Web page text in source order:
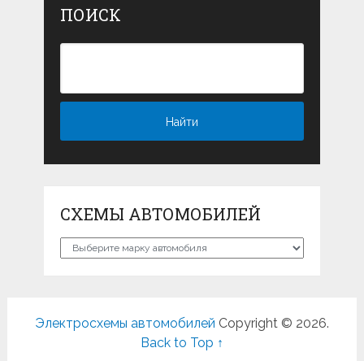
ПОИСК
СХЕМЫ АВТОМОБИЛЕЙ
Схемы
Электросхемы автомобилей Copyright © 2026.
Back to Top ↑